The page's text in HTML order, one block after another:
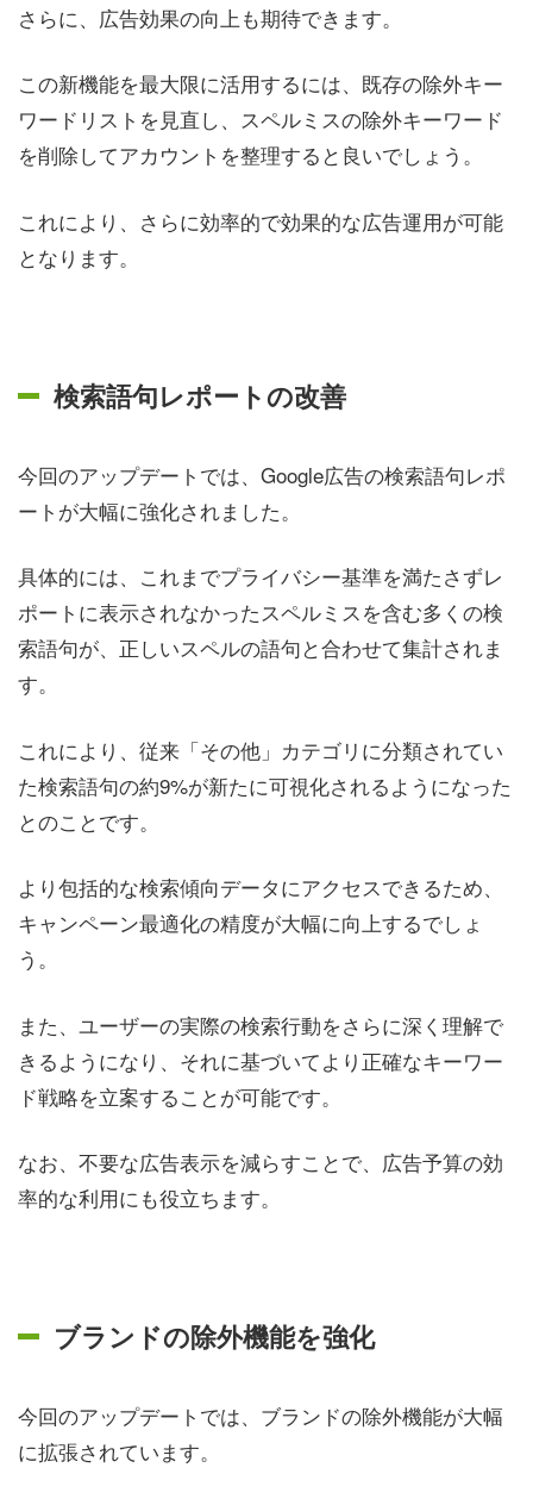
さらに、広告効果の向上も期待できます。
この新機能を最大限に活用するには、既存の除外キー
ワードリストを見直し、スペルミスの除外キーワード
を削除してアカウントを整理すると良いでしょう。
これにより、さらに効率的で効果的な広告運用が可能
となります。
検索語句レポートの改善
今回のアップデートでは、Google広告の検索語句レポ
ートが大幅に強化されました。
具体的には、これまでプライバシー基準を満たさずレ
ポートに表示されなかったスペルミスを含む多くの検
索語句が、正しいスペルの語句と合わせて集計されま
す。
これにより、従来「その他」カテゴリに分類されてい
た検索語句の約9%が新たに可視化されるようになった
とのことです。
より包括的な検索傾向データにアクセスできるため、
キャンペーン最適化の精度が大幅に向上するでしょ
う。
また、ユーザーの実際の検索行動をさらに深く理解で
きるようになり、それに基づいてより正確なキーワー
ド戦略を立案することが可能です。
なお、不要な広告表示を減らすことで、広告予算の効
率的な利用にも役立ちます。
ブランドの除外機能を強化
今回のアップデートでは、ブランドの除外機能が大幅
に拡張されています。